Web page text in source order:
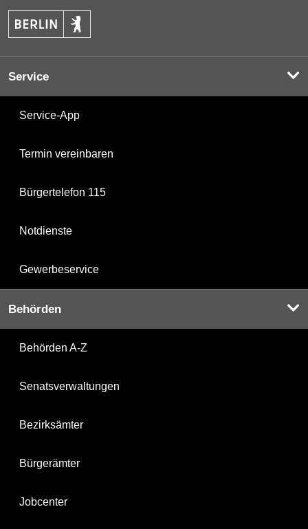
Service
Service-App
Termin vereinbaren
Bürgertelefon 115
Notdienste
Gewerbeservice
Behörden
Behörden A-Z
Senatsverwaltungen
Bezirksämter
Bürgerämter
Jobcenter